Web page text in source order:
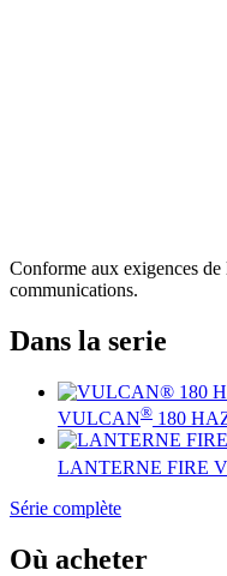
Conforme aux exigences
communications.
Dans la serie
VULCAN® 180
LANTERNE FIRE
Série complète
Où acheter